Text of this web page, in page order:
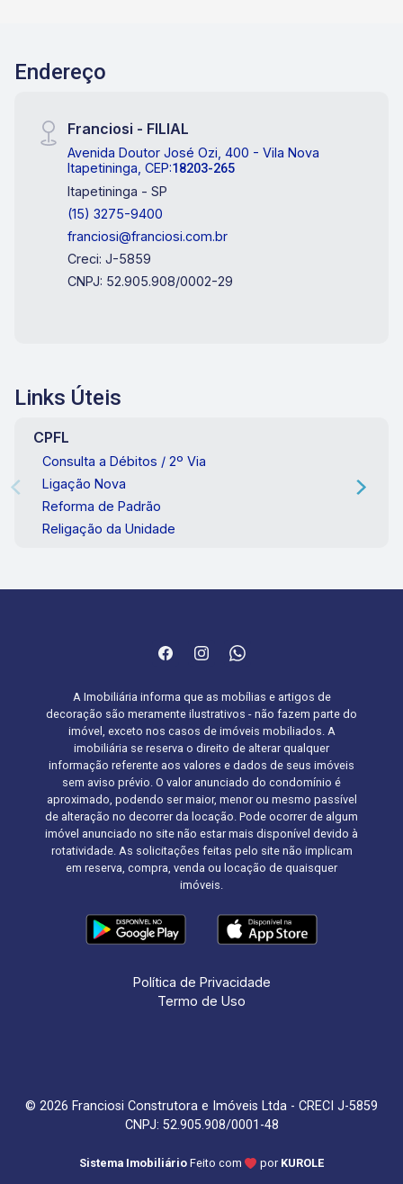
Endereço
Franciosi - FILIAL
Avenida Doutor José Ozi, 400 - Vila Nova
Itapetininga, CEP:18203-265
Itapetininga - SP
(15) 3275-9400
franciosi@franciosi.com.br
Creci: J-5859
CNPJ: 52.905.908/0002-29
Links Úteis
CPFL
Consulta a Débitos / 2º Via
Ligação Nova
Reforma de Padrão
Religação da Unidade
A Imobiliária informa que as mobílias e artigos de
decoração são meramente ilustrativos - não fazem parte do
imóvel, exceto nos casos de imóveis mobiliados. A
imobiliária se reserva o direito de alterar qualquer
informação referente aos valores e dados de seus imóveis
sem aviso prévio. O valor anunciado do condomínio é
aproximado, podendo ser maior, menor ou mesmo passível
de alteração no decorrer da locação. Pode ocorrer de algum
imóvel anunciado no site não estar mais disponível devido à
rotatividade. As solicitações feitas pelo site não implicam
em reserva, compra, venda ou locação de quaisquer
imóveis.
Política de Privacidade
Termo de Uso
© 2026 Franciosi Construtora e Imóveis Ltda - CRECI J-5859
CNPJ: 52.905.908/0001-48
Sistema Imobiliário Feito com por KUROLE